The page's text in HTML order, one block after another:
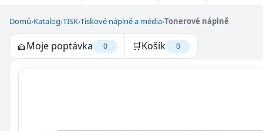
Domů›Katalog›TISK›Tiskové náplně a média›Tonerové náplně
🧺Moje poptávka 0 🛒Košík 0